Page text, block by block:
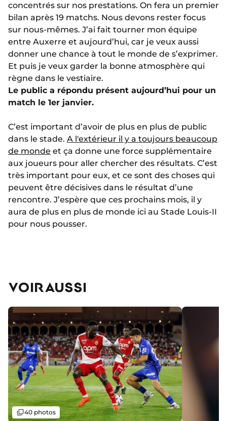
concentrés sur nos prestations. On fera un premier
bilan après 19 matchs. Nous devons rester focus
sur nous-mêmes. J’ai fait tourner mon équipe
entre Auxerre et aujourd’hui, car je veux aussi
donner une chance à tout le monde de s’exprimer.
Et puis je veux garder la bonne atmosphère qui
règne dans le vestiaire.
Le public a répondu présent aujourd’hui pour un
match le 1er janvier.
C’est important d’avoir de plus en plus de public
dans le stade. A l'extérieur il y a toujours beaucoup
de monde et ça donne une force supplémentaire
aux joueurs pour aller chercher des résultats. C’est
très important pour eux, et ce sont des choses qui
peuvent être décisives dans le résultat d’une
rencontre. J’espère que ces prochains mois, il y
aura de plus en plus de monde ici au Stade Louis-II
pour nous pousser.
VOIR AUSSI
Galerie
40 photos